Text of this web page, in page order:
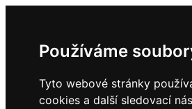
Používáme
Tyto webové stránky
cookies a další sledovací